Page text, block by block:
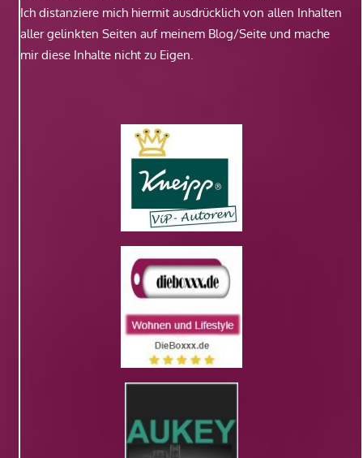
Ich distanziere mich hiermit ausdrücklich von allen Inhalten
aller gelinkten Seiten auf meinem Blog/Seite und mache
mir diese Inhalte nicht zu Eigen.